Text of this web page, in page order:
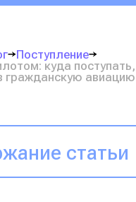
Поступление
куда
гражданскую авиацию
статьи